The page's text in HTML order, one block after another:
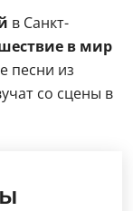
в Санкт-
в мир
песни из
со сцены в